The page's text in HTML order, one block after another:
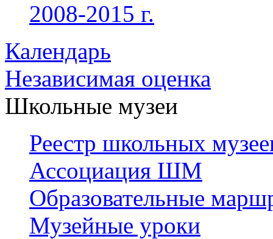
2008-2015 г.
Календарь
Независимая оценка
Школьные музеи
Реестр школьных
Ассоциация ШМ
Образовательные
Музейные уроки